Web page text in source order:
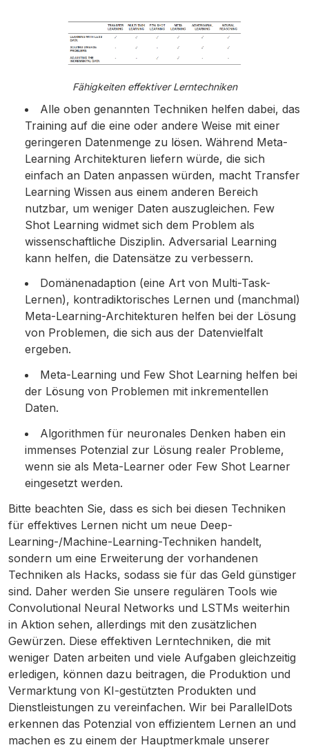
Fähigkeiten effektiver Lerntechniken
Alle oben genannten Techniken helfen dabei, das
Training auf die eine oder andere Weise mit einer
geringeren Datenmenge zu lösen. Während Meta-
Learning Architekturen liefern würde, die sich
einfach an Daten anpassen würden, macht Transfer
Learning Wissen aus einem anderen Bereich
nutzbar, um weniger Daten auszugleichen. Few
Shot Learning widmet sich dem Problem als
wissenschaftliche Disziplin. Adversarial Learning
kann helfen, die Datensätze zu verbessern.
Domänenadaption (eine Art von Multi-Task-
Lernen), kontradiktorisches Lernen und (manchmal)
Meta-Learning-Architekturen helfen bei der Lösung
von Problemen, die sich aus der Datenvielfalt
ergeben.
Meta-Learning und Few Shot Learning helfen bei
der Lösung von Problemen mit inkrementellen
Daten.
Algorithmen für neuronales Denken haben ein
immenses Potenzial zur Lösung realer Probleme,
wenn sie als Meta-Learner oder Few Shot Learner
eingesetzt werden.
Bitte beachten Sie, dass es sich bei diesen Techniken
für effektives Lernen nicht um neue Deep-
Learning-/Machine-Learning-Techniken handelt,
sondern um eine Erweiterung der vorhandenen
Techniken als Hacks, sodass sie für das Geld günstiger
sind. Daher werden Sie unsere regulären Tools wie
Convolutional Neural Networks und LSTMs weiterhin
in Aktion sehen, allerdings mit den zusätzlichen
Gewürzen. Diese effektiven Lerntechniken, die mit
weniger Daten arbeiten und viele Aufgaben gleichzeitig
erledigen, können dazu beitragen, die Produktion und
Vermarktung von KI-gestützten Produkten und
Dienstleistungen zu vereinfachen. Wir bei ParallelDots
erkennen das Potenzial von effizientem Lernen an und
machen es zu einem der Hauptmerkmale unserer